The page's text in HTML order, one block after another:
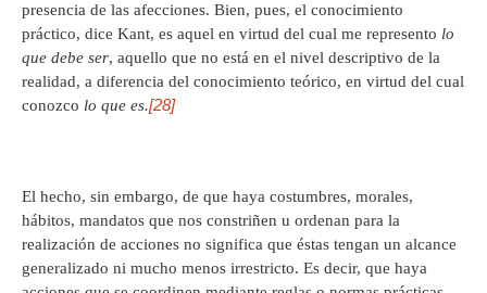
presencia de las afecciones. Bien, pues, el conocimiento
práctico, dice Kant, es aquel en virtud del cual me represento lo
que debe ser, aquello que no está en el nivel descriptivo de la
realidad, a diferencia del conocimiento teórico, en virtud del cual
conozco lo que es.[28]
El hecho, sin embargo, de que haya costumbres, morales,
hábitos, mandatos que nos constriñen u ordenan para la
realización de acciones no significa que éstas tengan un alcance
generalizado ni mucho menos irrestricto. Es decir, que haya